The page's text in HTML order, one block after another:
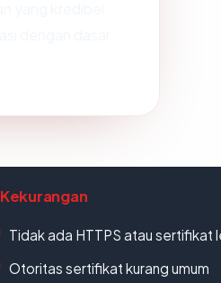
Kekurangan
Tidak ada HTTPS atau sertifikat
Otoritas sertifikat kurang umum